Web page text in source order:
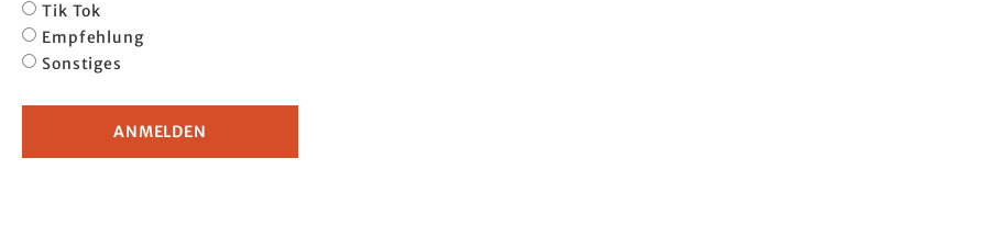
Tik Tok
Empfehlung
Sonstiges
ANMELDEN